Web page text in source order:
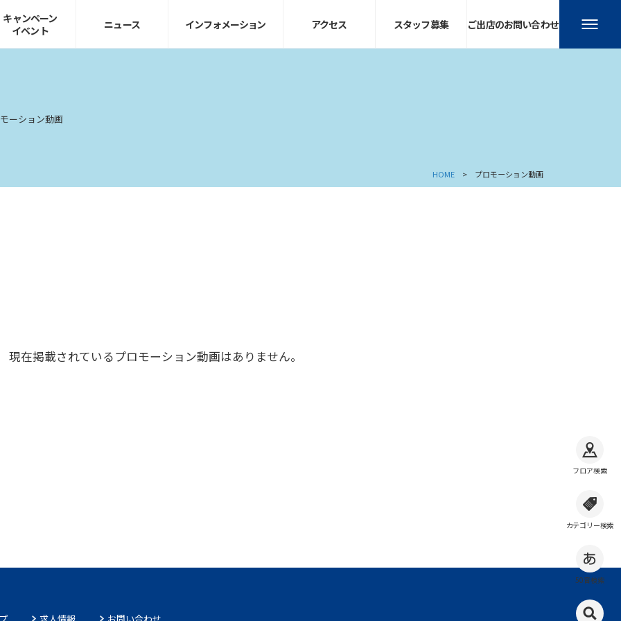
キャンペーン
イベント
ニュース インフォメーション アクセス スタッフ募集 ご出店のお問い合わせ
フロア検索
カテゴリー検索
50音検索
ーション動画
HOME プロモーション動画
現在掲載されているプロモーション動画はありません。
求人情報 お問い合わせ